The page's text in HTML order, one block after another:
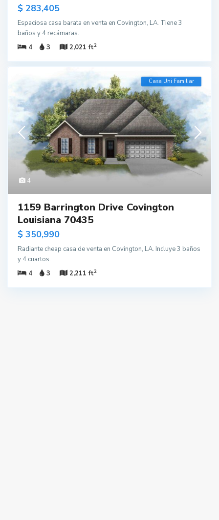
$ 283,405
Espaciosa casa barata en venta en Covington, LA. Tiene 3
baños y 4 recámaras.
4
3 2,021 ft2
4
Casa Uni Familiar
1159 Barrington Drive Covington
Louisiana 70435
$ 350,990
Radiante cheap casa de venta en Covington, LA. Incluye 3 baños
y 4 cuartos.
4
3 2,211 ft2